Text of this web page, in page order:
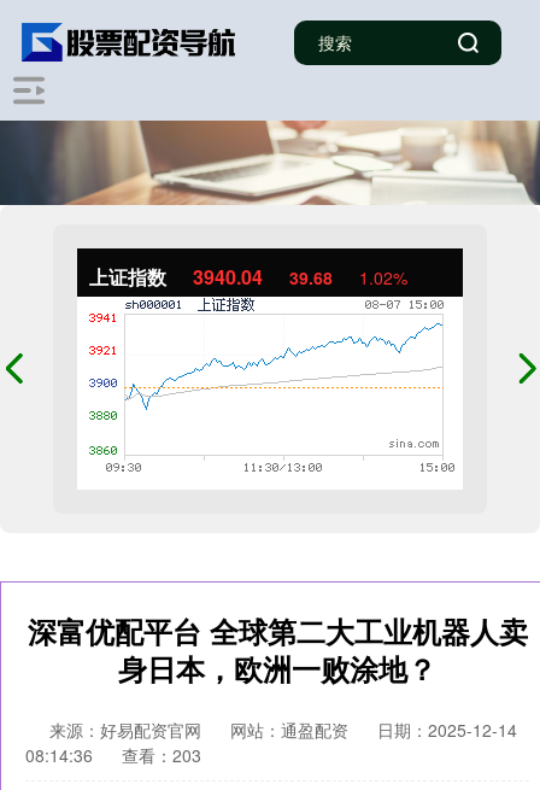
上证指数 3940.04 39.68 1.02%
深富优配平台 全球第二大工业机器人卖
身日本，欧洲一败涂地？
来源：好易配资官网 网站：通盈配资
日期：2025-12-14
08:14:36
查看：203